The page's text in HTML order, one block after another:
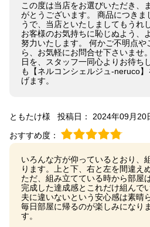
この度は当店をお選びいただき、
がとうございます。 商品につきま
うで、当店といたしましてもうれ
お客様のお気持ちに恥じぬよう、
努力いたします。 何かご不明点や
ら、お気軽にお問合せ下さいませ
日を、スタッフ一同心よりお待ち
も【ネルコンシェルジュ-neruco
げます。
ともたけ様
投稿日： 2024年09月20
おすすめ度：
いろんな方が仰っているとおり、
ります。上と下、右と左を間違え
ただ、組み立てている時から部屋
完成した達成感とこれだけ組んで
夫に違いないという安心感は素晴
毎日部屋に帰るのが楽しみになり
す。